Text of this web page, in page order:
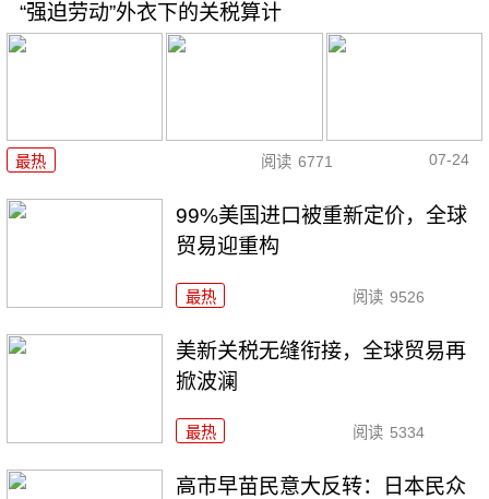
“强迫劳动”外衣下的关税算计
最热 阅读 6771 07-24
99%美国进口被重新定价，全球
贸易迎重构
最热 阅读 9526
美新关税无缝衔接，全球贸易再
掀波澜
最热 阅读 5334
高市早苗民意大反转：日本民众